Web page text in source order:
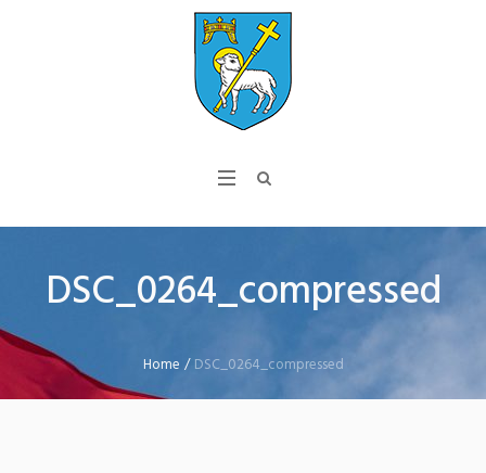
DSC_0264_compressed
Home /DSC_0264_compressed